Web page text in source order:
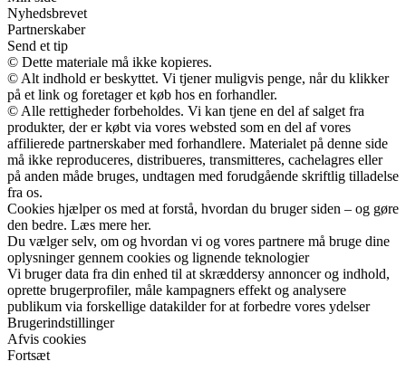
Nyhedsbrevet
Partnerskaber
Send et tip
© Dette materiale må ikke kopieres.
© Alt indhold er beskyttet. Vi tjener muligvis penge, når du klikker
på et link og foretager et køb hos en forhandler.
© Alle rettigheder forbeholdes. Vi kan tjene en del af salget fra
produkter, der er købt via vores websted som en del af vores
affilierede partnerskaber med forhandlere. Materialet på denne side
må ikke reproduceres, distribueres, transmitteres, cachelagres eller
på anden måde bruges, undtagen med forudgående skriftlig tilladelse
fra os.
Cookies hjælper os med at forstå, hvordan du bruger siden – og gøre
den bedre. Læs mere her.
Du vælger selv, om og hvordan vi og vores partnere må bruge dine
oplysninger gennem cookies og lignende teknologier
Vi bruger data fra din enhed til at skræddersy annoncer og indhold,
oprette brugerprofiler, måle kampagners effekt og analysere
publikum via forskellige datakilder for at forbedre vores ydelser
Brugerindstillinger
Afvis cookies
Fortsæt